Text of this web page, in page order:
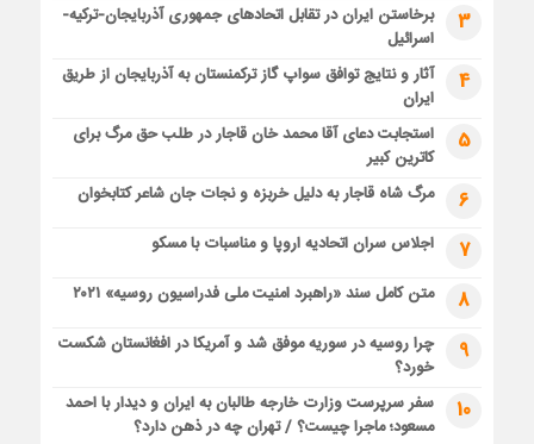
3
برخاستن ایران در تقابل اتحادهای جمهوری آذربایجان-ترکیه-
اسرائیل
4
آثار و نتایج توافق سواپ گاز ترکمنستان به آذربایجان از طریق
ایران
5
استجابت دعای آقا محمد خان قاجار در طلب حق مرگ برای
کاترین کبیر
6 مرگ شاه قاجار به دلیل خربزه و نجات جان شاعر کتابخوان
7 اجلاس سران اتحادیه اروپا و مناسبات با مسکو
8 متن کامل سند «راهبرد امنیت ملی فدراسیون روسیه» ۲۰۲۱
9
چرا روسیه در سوریه موفق شد و آمریکا در افغانستان شکست
خورد؟
10
سفر سرپرست وزارت خارجه طالبان به ایران و دیدار با احمد
مسعود؛ ماجرا چیست؟ / تهران چه در ذهن دارد؟